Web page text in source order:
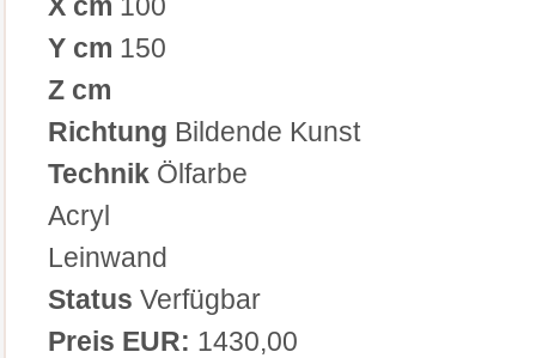
Y cm 150
Z cm
Richtung Bildende Kunst
Technik Ölfarbe
Acryl
Leinwand
Status Verfügbar
Preis EUR: 1430,00